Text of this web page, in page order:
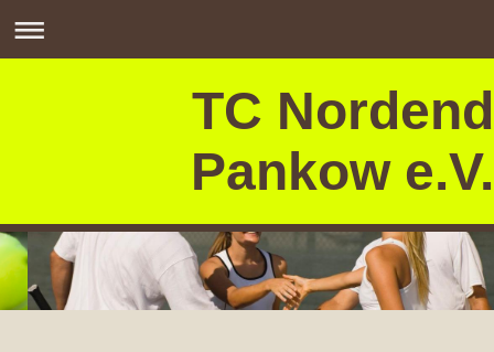
TC Nordend
Pankow e.V.